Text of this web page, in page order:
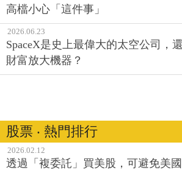
高檔小心「這件事」
2026.06.23
SpaceX是史上最偉大的太空公司，
財富放大機器？
股票 ‧ 熱門排行
2026.02.12
透過「複委託」買美股，可避免美